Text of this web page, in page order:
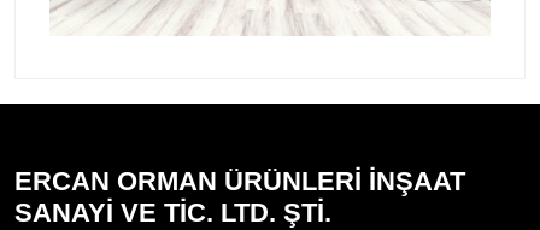
ERCAN ORMAN ÜRÜNLERİ İNŞAAT
SANAYİ VE TİC. LTD. ŞTİ.